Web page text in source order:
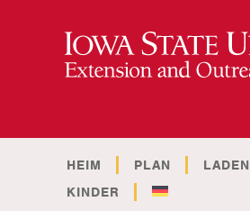
HEIM PLAN LADEN
KINDER